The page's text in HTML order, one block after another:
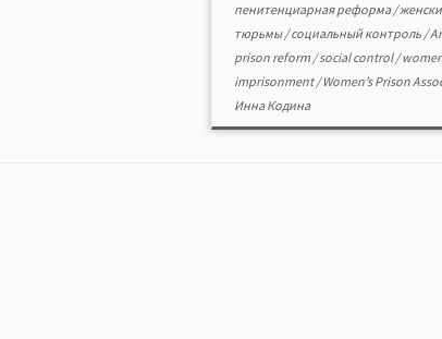
пенитенциарная реформа/
тюрьмы/социальный контроль /
prison reform /social control/
imprisonment/Women’s Prison
Инна Кодина